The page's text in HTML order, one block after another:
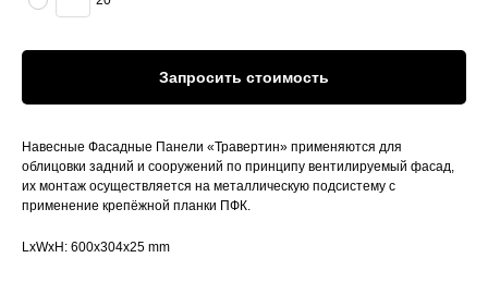
Запросить стоимость
Навесные Фасадные Панели «Травертин» применяются для
облицовки задний и сооружений по принципу вентилируемый фасад,
их монтаж осуществляется на металлическую подсистему с
применение крепёжной планки ПФК.
LxWxH: 600x304x25 mm